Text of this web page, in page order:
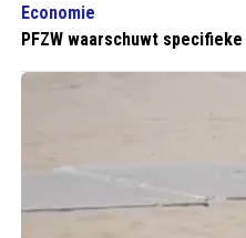
Economie
PFZW waarschuwt